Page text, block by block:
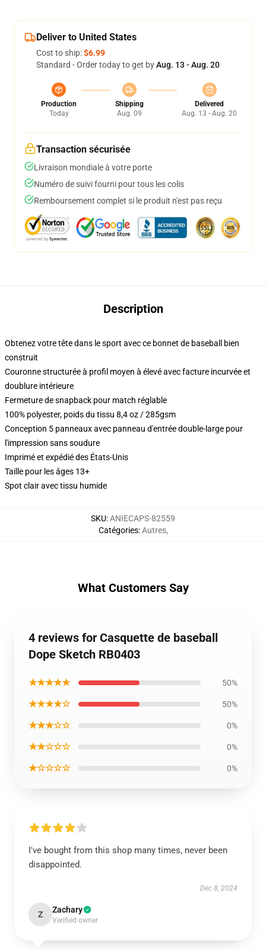
Deliver to United States
Cost to ship:$6.99
Standard - Order today to get byAug. 13 - Aug. 20
Production
Today
Shipping
Aug. 09
Delivered
Aug. 13 - Aug. 20
Transaction sécurisée
Livraison mondiale à votre porte
Numéro de suivi fourni pour tous les colis
Remboursement complet si le produit n'est pas reçu
Description
Obtenez votre tête dans le sport avec ce bonnet de baseball bien
construit
Couronne structurée à profil moyen à élevé avec facture incurvée et
doublure intérieure
Fermeture de snapback pour match réglable
100% polyester, poids du tissu 8,4 oz / 285gsm
Conception 5 panneaux avec panneau d'entrée double-large pour
l'impression sans soudure
Imprimé et expédié des États-Unis
Taille pour les âges 13+
Spot clair avec tissu humide
SKU:ANIECAPS-82559
Catégories:Autres,
What Customers Say
4 reviews for Casquette de baseball
Dope Sketch RB0403
★★★★★ 50%
★★★★☆ 50%
★★★☆☆ 0%
★★☆☆☆ 0%
★☆☆☆☆ 0%
I've bought from this shop many times, never been
disappointed.
Dec 8, 2024
Z Zachary
Verified owner